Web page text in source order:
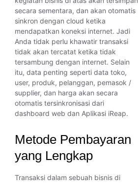
secara sementara, dan akan otomatis
sinkron dengan cloud ketika
mendapatkan koneksi internet. Jadi
Anda tidak perlu khawatir transaksi
tidak akan tercatat ketika tidak
tersambung dengan internet. Selain
itu, data penting seperti data toko,
user, produk, pelanggan, pemasok /
supplier, dan harga akan secara
otomatis tersinkronisasi dari
dashboard web dan Aplikasi iReap.
Metode Pembayaran
yang Lengkap
Transaksi dalam sebuah bisnis di